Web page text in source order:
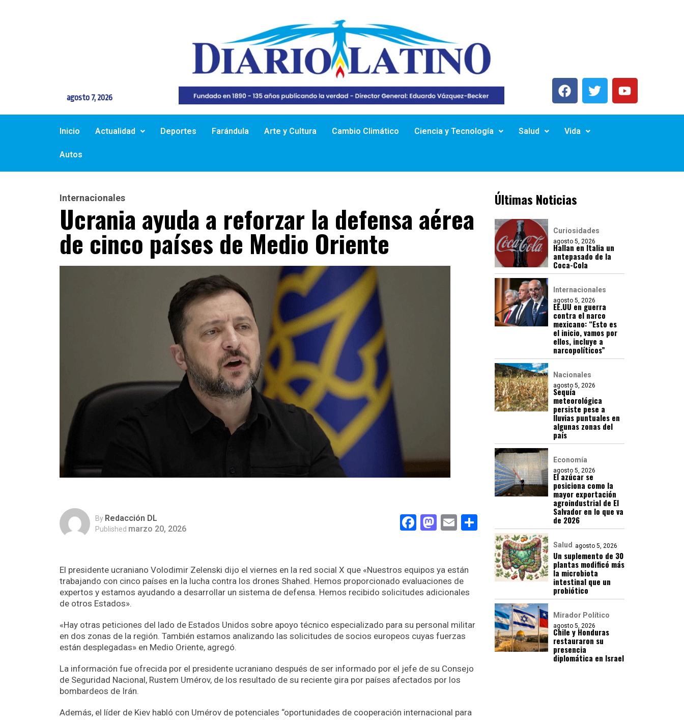
agosto 7, 2026
Inicio Actualidad Deportes Farándula Arte y Cultura Cambio Climático Ciencia y Tecnología Salud Vida
Autos
Internacionales
Ucrania ayuda a reforzar la defensa aérea
de cinco países de Medio Oriente
By Redacción DL
Published marzo 20, 2026 Facebook
Mastodon
Email
El presidente ucraniano Volodimir Zelenski dijo el viernes en la red social X que «Nuestros equipos ya están
trabajando con cinco países en la lucha contra los drones Shahed. Hemos proporcionado evaluaciones de
expertos y estamos ayudando a desarrollar un sistema de defensa. Hemos recibido solicitudes adicionales
de otros Estados».
«Hay otras peticiones del lado de Estados Unidos sobre apoyo técnico especializado para su personal militar
en dos zonas de la región. También estamos analizando las solicitudes de socios europeos cuyas fuerzas
están desplegadas» en Medio Oriente, agregó.
La información fue ofrecida por el presidente ucraniano después de ser informado por el jefe de su Consejo
de Seguridad Nacional, Rustem Umérov, de los resultado de su reciente gira por países afectados por los
bombardeos de Irán.
Además, el líder de Kiev habló con Umérov de potenciales “oportunidades de cooperación internacional para
Últimas Noticias
Curiosidades
agosto 5, 2026
Hallan en Italia un
antepasado de la
Coca-Cola
Internacionales
agosto 5, 2026
EE.UU en guerra
contra el narco
mexicano: “Esto es
el inicio, vamos por
ellos, incluye a
narcopolíticos”
Nacionales
agosto 5, 2026
Sequía
meteorológica
persiste pese a
lluvias puntuales en
algunas zonas del
país
Economía
agosto 5, 2026
El azúcar se
posiciona como la
mayor exportación
agroindustrial de El
Salvador en lo que va
de 2026
Salud agosto 5, 2026
Un suplemento de 30
plantas modificó más
la microbiota
intestinal que un
probiótico
Mirador Político
agosto 5, 2026
Chile y Honduras
restauraron su
presencia
diplomática en Israel